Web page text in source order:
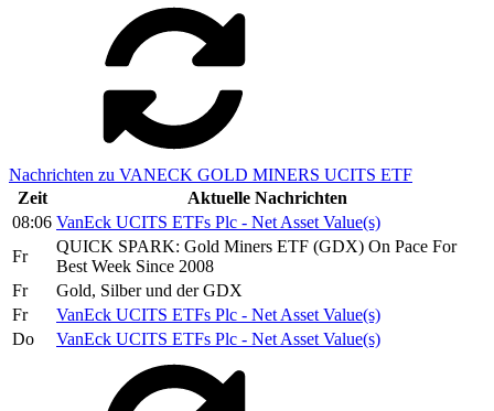
Nachrichten zu VANECK GOLD MINERS UCITS ETF
Zeit
Aktuelle Nachrichten
08:06 VanEck UCITS ETFs Plc - Net Asset Value(s)
Fr
QUICK SPARK: Gold Miners ETF (GDX) On Pace For
Best Week Since 2008
Fr
Gold, Silber und der GDX
Fr
VanEck UCITS ETFs Plc - Net Asset Value(s)
Do
VanEck UCITS ETFs Plc - Net Asset Value(s)